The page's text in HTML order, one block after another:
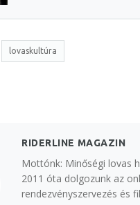
lovaskultúra
RIDERLINE MAGAZIN
Mottónk: Minőségi lovas
2011 óta dolgozunk az
rendezvényszervezés és